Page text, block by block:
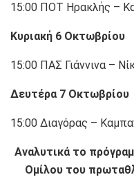
15:00 ΠΟΤ Ηρακλής –
Κυριακή 6 Οκτωβρίου
15:00 ΠΑΣ Γιάννινα –
Δευτέρα 7 Οκτωβρίου
15:00 Διαγόρας –
Αναλυτικά το
Ομίλου του